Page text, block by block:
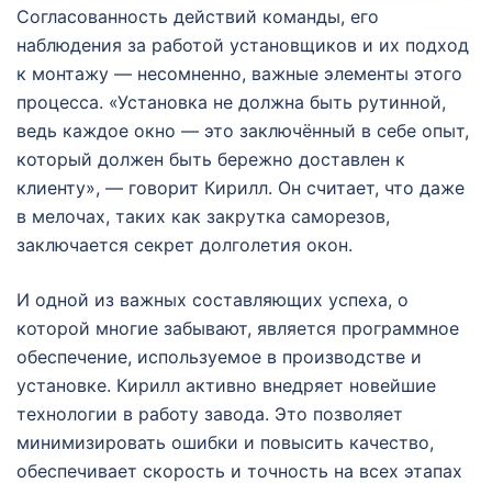
Согласованность действий команды, его
наблюдения за работой установщиков и их подход
к монтажу — несомненно, важные элементы этого
процесса. «Установка не должна быть рутинной,
ведь каждое окно — это заключённый в себе опыт,
который должен быть бережно доставлен к
клиенту», — говорит Кирилл. Он считает, что даже
в мелочах, таких как закрутка саморезов,
заключается секрет долголетия окон.
И одной из важных составляющих успеха, о
которой многие забывают, является программное
обеспечение, используемое в производстве и
установке. Кирилл активно внедряет новейшие
технологии в работу завода. Это позволяет
минимизировать ошибки и повысить качество,
обеспечивает скорость и точность на всех этапах